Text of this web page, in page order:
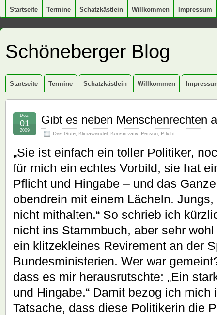
Startseite Termine Schatzkästlein Willkommen Impressum
Schöneberger Blog
Startseite Termine Schatzkästlein Willkommen
Gibt es neben Menschenrechten
Das Gute Klimawandel Konservativ, Person Pflicht
Dez.
01
2009
„Sie ist einfach ein toller Politiker,
für mich ein echtes Vorbild, sie hat
Pflicht und Hingabe – und das
obendrein mit einem Lächeln.
nicht mithalten.“ So schrieb ich
nicht ins Stammbuch, aber sehr
ein klitzekleines Revirement an der
Bundesministerien. Wer war
dass es mir herausrutschte: „Ein
und Hingabe.“ Damit bezog ich
Tatsache, dass diese Politikerin die